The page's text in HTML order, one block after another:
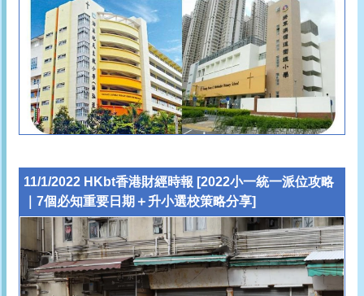
11/1/2022 HKbt香港財經時報 [2022小一統一派位攻略
｜7個必知重要日期＋升小選校策略分享]